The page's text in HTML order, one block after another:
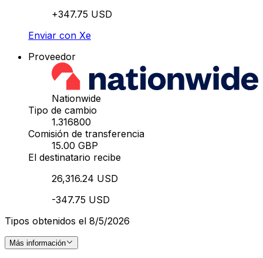
+347.75 USD
Enviar con Xe
Proveedor
Nationwide
Tipo de cambio
1.316800
Comisión de transferencia
15.00 GBP
El destinatario recibe
26,316.24 USD
-347.75 USD
Tipos obtenidos el 8/5/2026
Más información